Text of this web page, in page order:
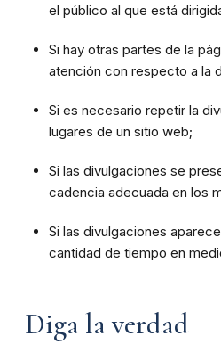
el público al que está
Si hay otras partes de la
atención con respecto a la
Si es necesario repetir la
lugares de un sitio web;
Si las divulgaciones se
cadencia adecuada en los
Si las divulgaciones
cantidad de tiempo en
Diga la verdad